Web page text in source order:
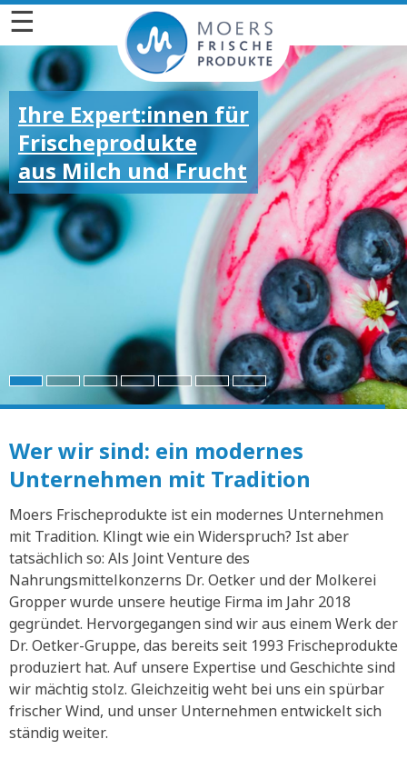
☰
Ihre Expert:innen für
Frischeprodukte
aus Milch und Frucht
Wer wir sind: ein modernes
Unternehmen mit Tradition
Moers Frischeprodukte ist ein modernes Unternehmen
mit Tradition. Klingt wie ein Widerspruch? Ist aber
tatsächlich so: Als Joint Venture des
Nahrungsmittelkonzerns Dr. Oetker und der Molkerei
Gropper wurde unsere heutige Firma im Jahr 2018
gegründet. Hervorgegangen sind wir aus einem Werk der
Dr. Oetker-Gruppe, das bereits seit 1993 Frischeprodukte
produziert hat. Auf unsere Expertise und Geschichte sind
wir mächtig stolz. Gleichzeitig weht bei uns ein spürbar
frischer Wind, und unser Unternehmen entwickelt sich
ständig weiter.